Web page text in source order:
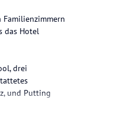
das Hotel
drei
und Putting